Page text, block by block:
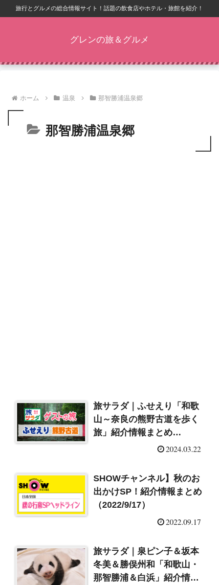
旅行とグルメの総合情報サイト！話題の飲食店やホテル・旅館を紹介！
グレンの旅＆グルメ
ホーム 温泉 那智勝浦温泉郷
那智勝浦温泉郷
旅サラダ｜ふせえり「和歌
山～奈良の熊野古道を歩く
旅」紹介情報まとめ
2024.03.22
SHOWチャンネル】秋のお
出かけSP！紹介情報まとめ
（2022/9/17）
2022.09.17
旅サラダ｜泉ピン子＆坂本
冬美＆勝俣州和「和歌山・
那智勝浦＆白浜」紹介情報